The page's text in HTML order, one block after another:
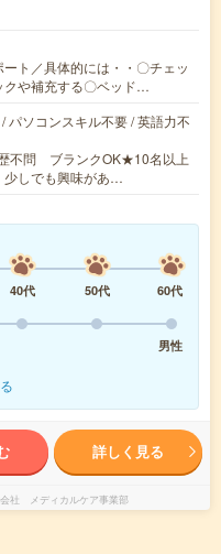
ト／具体的には・・〇チェッ
クや補充する〇ベッド…
パソコンスキル不要 / 英語力不
不問 ブランクOK★10名以上
少しでも興味があ…
40代 50代
60代
男性
詳しく見る
社 メディカルケア事業部